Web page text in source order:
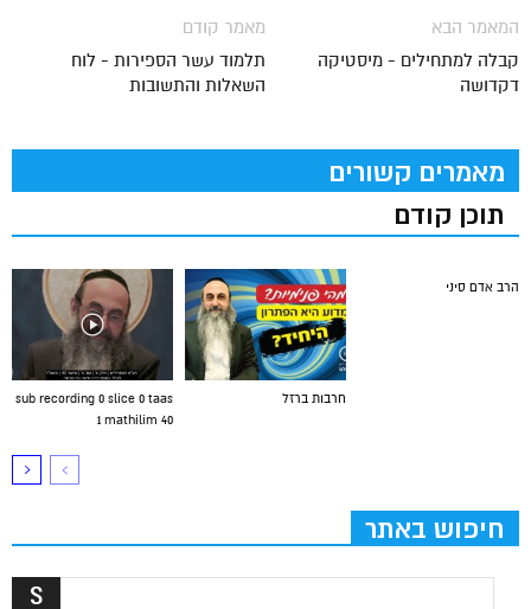
מאמר קודם
תלמוד עשר הספירות - לוח
השאלות והתשובות
המאמר הבא
קבלה למתחילים - מיסטיקה
דקדושה
מאמרים קשורים
תוכן קודם
sub recording 0 slice 0 taas
1 mathilim 40
חרבות ברזל
הרב אדם סיני
חיפוש באתר